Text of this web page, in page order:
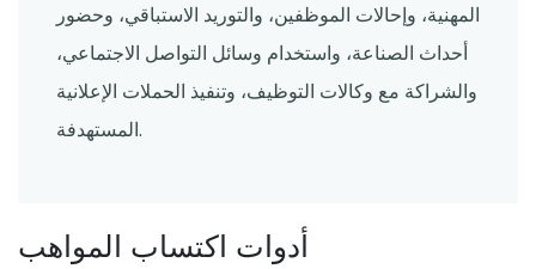
المهنية، وإحالات الموظفين، والتوريد الاستباقي، وحضور
أحداث الصناعة، واستخدام وسائل التواصل الاجتماعي،
والشراكة مع وكالات التوظيف، وتنفيذ الحملات الإعلانية
المستهدفة.
أدوات اكتساب المواهب